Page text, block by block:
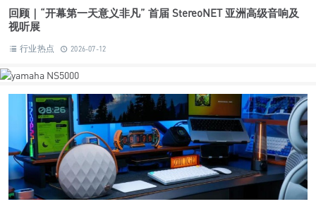
回顾｜“开幕第一天意义非凡” 首届 StereoNET 亚洲高级音响及
视听展
行业热点 2026-07-12